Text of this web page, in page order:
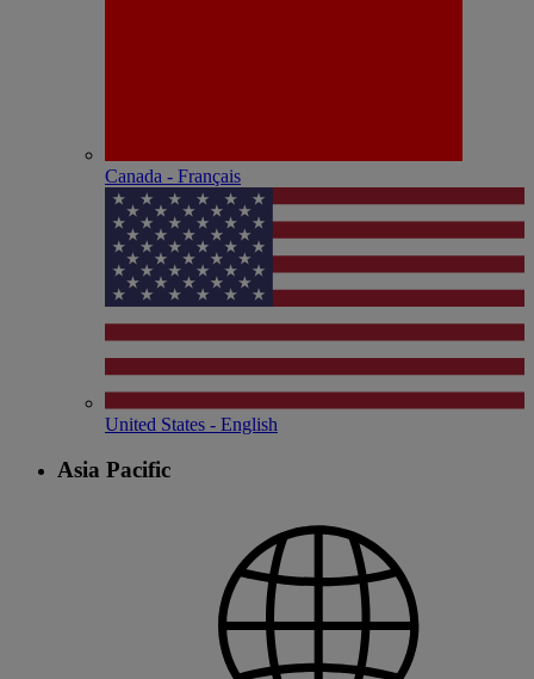
Canada - Français
United States - English
Asia Pacific